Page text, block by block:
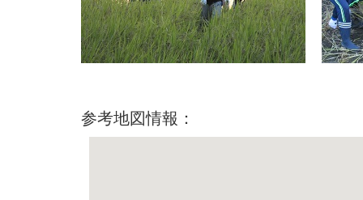
参考地図情報：